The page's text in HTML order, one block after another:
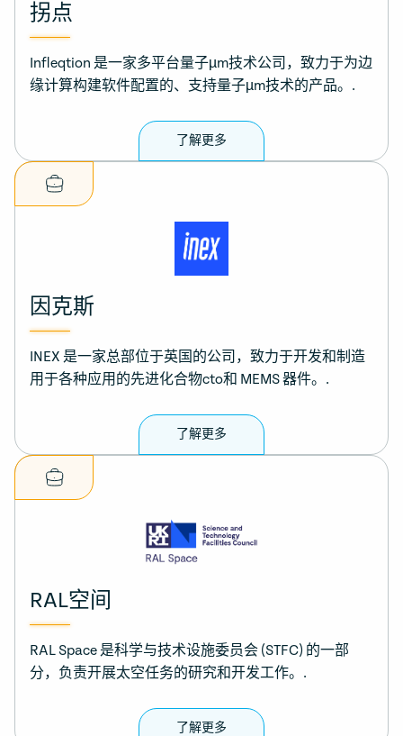
拐点
Infleqtion 是一家多平台量子µm技术公司，致力于为边
缘计算构建软件配置的、支持量子µm技术的产品。.
了解更多
因克斯
INEX 是一家总部位于英国的公司，致力于开发和制造
用于各种应用的先进化合物cto和 MEMS 器件。.
了解更多
RAL空间
RAL Space 是科学与技术设施委员会 (STFC) 的一部
分，负责开展太空任务的研究和开发工作。.
了解更多